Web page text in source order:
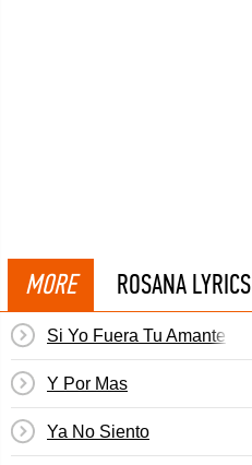
MORE ROSANA LYRICS
Si Yo Fuera Tu Amante
Y Por Mas
Ya No Siento